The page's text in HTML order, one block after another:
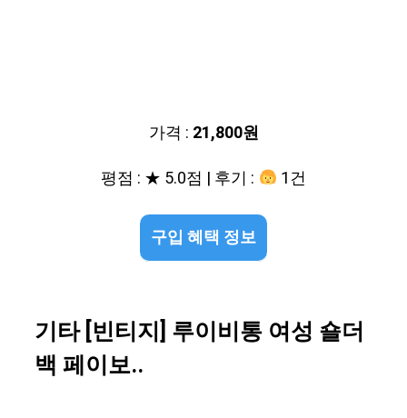
가격 : 21,800원
평점 : ★ 5.0점 | 후기 :
1건
구입 혜택 정보
기타 [빈티지] 루이비통 여성 숄더
백 페이보..